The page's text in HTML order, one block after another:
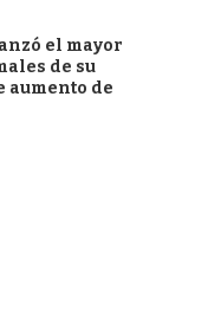
el mayor
de su
de